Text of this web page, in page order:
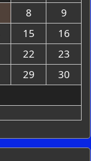
8
9
15
16
22
23
29
30